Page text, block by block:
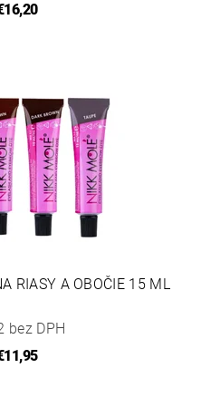
RIASY A OBOČIE 15 ML
bez DPH